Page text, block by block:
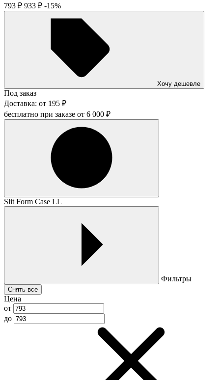
793 ₽ 933 ₽ -15%
Хочу дешевле
Под заказ
Доставка: от 195 ₽
бесплатно при заказе от 6 000 ₽
Slit Form Case LL
Фильтры
Снять все
Цена
от
до